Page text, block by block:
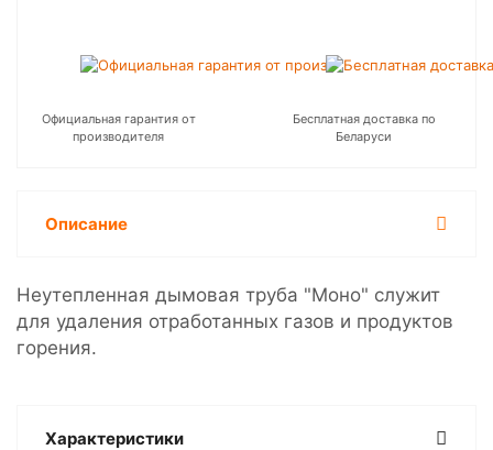
Официальная гарантия от
производителя
Бесплатная доставка по
Беларуси
Описание
Неутепленная дымовая труба "Моно" служит
для удаления отработанных газов и продуктов
горения.
Характеристики